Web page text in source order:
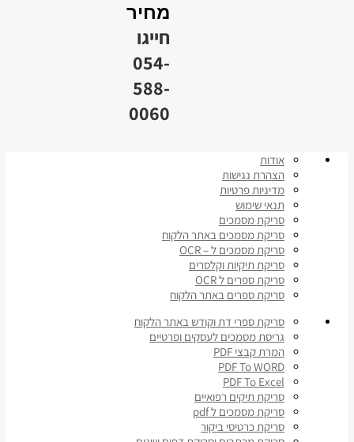
מחיר
חייגו
054-
588-
0060
אודות
הצהרת נגישות
מדיניות פרטיות
תנאי שימוש
סריקת מסמכים
סריקת מסמכים באתר הלקוח
סריקת מסמכים ל – OCR
סריקת תיקיות וקלסרים
סריקת ספרים ל OCR
סריקת ספרים באתר הלקוח
סריקת ספרי דת וקודש באתר הלקוח
גריסת מסמכים לעסקים ופרטיים
המרת קבצי PDF
PDF To WORD
PDF To Excel
סריקת תיקים רפואיים
סריקת מסמכים ל pdf
סריקת כרטיסי ביקור